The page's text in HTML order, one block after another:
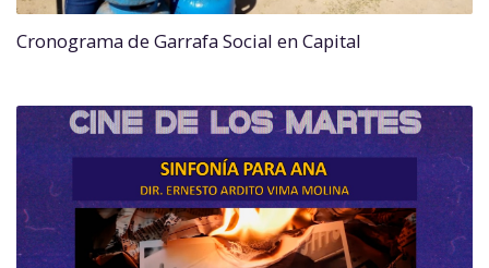
Cronograma de Garrafa Social en Capital